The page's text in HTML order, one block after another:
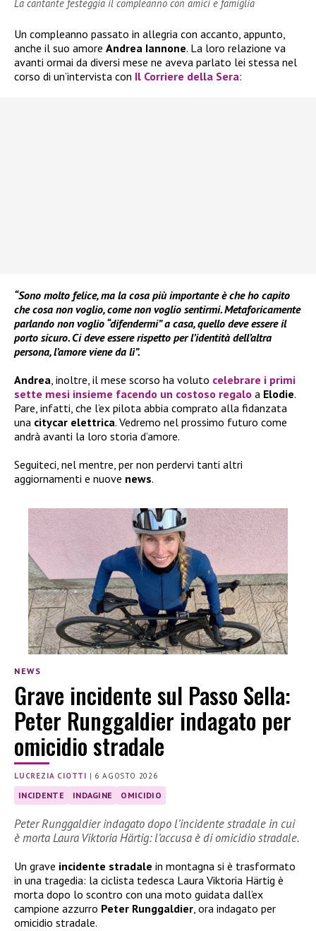
La cantante festeggia il compleanno con amici e famiglia
Un compleanno passato in allegria con accanto, appunto,
anche il suo amore Andrea Iannone. La loro relazione va
avanti ormai da diversi mese ne aveva parlato lei stessa nel
corso di un’intervista con Il Corriere della Sera:
“Sono molto felice, ma la cosa più importante è che ho capito
che cosa non voglio, come non voglio sentirmi. Metaforicamente
parlando non voglio “difendermi” a casa, quello deve essere il
porto sicuro. Ci deve essere rispetto per l’identità dell’altra
persona, l’amore viene da lì”.
Andrea, inoltre, il mese scorso ha voluto celebrare i primi
sette mesi insieme facendo un costoso regalo a Elodie.
Pare, infatti, che l’ex pilota abbia comprato alla fidanzata
una citycar elettrica. Vedremo nel prossimo futuro come
andrà avanti la loro storia d’amore.
Seguiteci, nel mentre, per non perdervi tanti altri
aggiornamenti e nuove news.
NEWS
Grave incidente sul Passo Sella:
Peter Runggaldier indagato per
omicidio stradale
LUCREZIA CIOTTI | 6 AGOSTO 2026
INCIDENTE INDAGINE OMICIDIO
Peter Runggaldier indagato dopo l’incidente stradale in cui
è morta Laura Viktoria Härtig: l’accusa è di omicidio stradale.
Un grave incidente stradale in montagna si è trasformato
in una tragedia: la ciclista tedesca Laura Viktoria Härtig è
morta dopo lo scontro con una moto guidata dall’ex
campione azzurro Peter Runggaldier, ora indagato per
omicidio stradale.